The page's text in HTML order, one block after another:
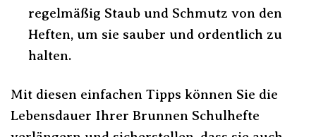
regelmäßig Staub und Schmutz von den
Heften, um sie sauber und ordentlich zu
halten.
Mit diesen einfachen Tipps können Sie die
Lebensdauer Ihrer Brunnen Schulhefte